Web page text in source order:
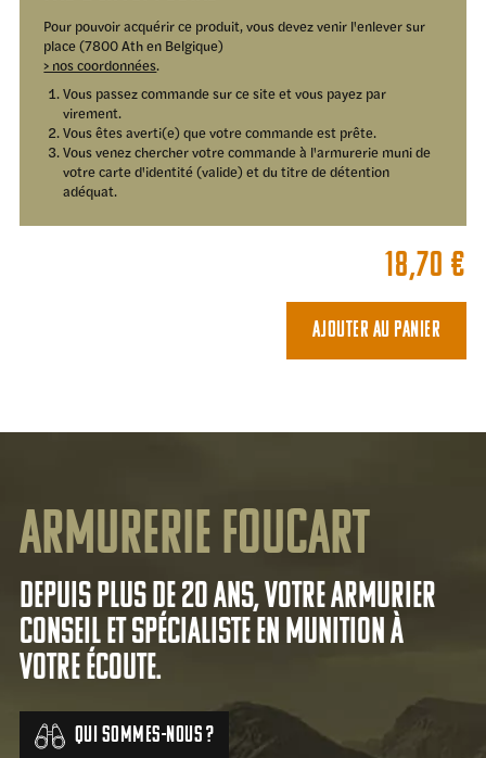
Pour pouvoir acquérir ce produit, vous devez venir l'enlever sur
place (7800 Ath en Belgique)
> nos coordonnées.
Vous passez commande sur ce site et vous payez par
virement.
Vous êtes averti(e) que votre commande est prête.
Vous venez chercher votre commande à l'armurerie muni de
votre carte d'identité (valide) et du titre de détention
adéquat.
18,70€
Ajouter au panier
Armurerie Foucart
Depuis plus de 20 ans, votre armurier
conseil et spécialiste en munition à
votre écoute.
Qui sommes-nous ?